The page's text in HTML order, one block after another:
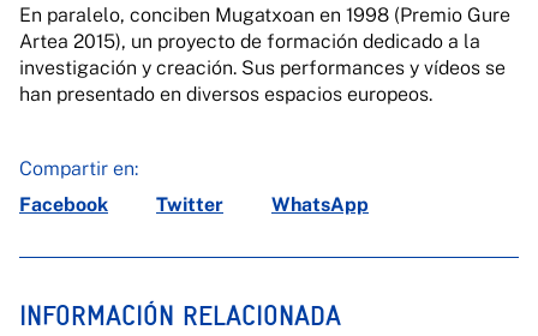
En paralelo, conciben Mugatxoan en 1998 (Premio Gure
Artea 2015), un proyecto de formación dedicado a la
investigación y creación. Sus performances y vídeos se
han presentado en diversos espacios europeos.
Compartir en:
Facebook
Twitter WhatsApp
INFORMACIÓN RELACIONADA